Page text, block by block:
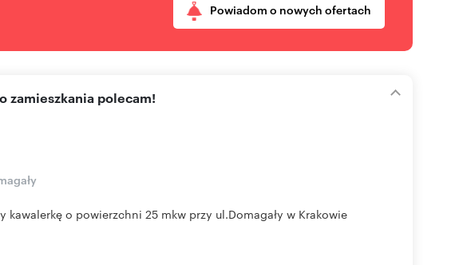
Powiadom o nowych ofertach
zamieszkania polecam!
kawalerkę o powierzchni 25 mkw przy ul.Domagały w Krakowie